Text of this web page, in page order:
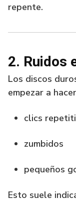
repente.
2. Ruidos
Los discos
empezar a
clics
zumbidos
pequeños
Esto suele